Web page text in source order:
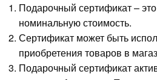
Подарочный сертификат –
номинальную стоимость.
Сертификат может быть
приобретения товаров в
Подарочный сертификат